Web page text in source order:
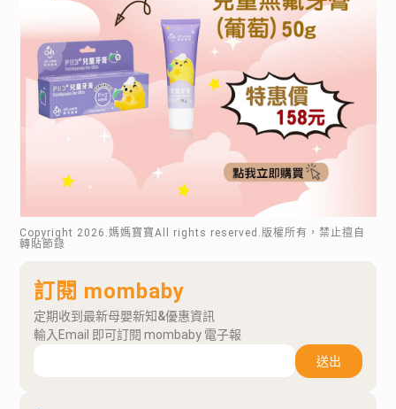
Copyright 2026 .媽媽寶寶All rights reserved.版權所有，禁止擅自
轉貼節錄
訂閱 mombaby
定期收到最新母嬰新知&優惠資訊
輸入Email 即可訂閱 mombaby 電子報
送出